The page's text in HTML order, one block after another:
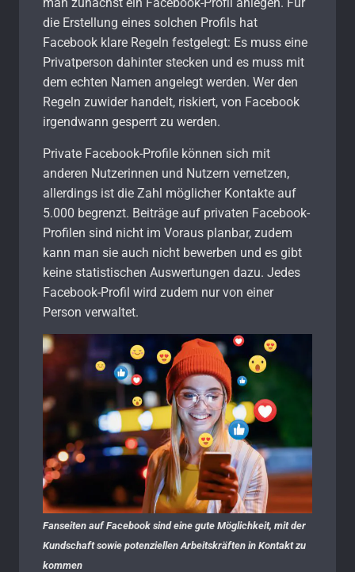
die Erstellung eines solchen Profils hat
Facebook klare Regeln festgelegt: Es muss eine
Privatperson dahinter stecken und es muss mit
dem echten Namen angelegt werden. Wer den
Regeln zuwider handelt, riskiert, von Facebook
irgendwann gesperrt zu werden.
Private Facebook-Profile können sich mit
anderen Nutzerinnen und Nutzern vernetzen,
allerdings ist die Zahl möglicher Kontakte auf
5.000 begrenzt. Beiträge auf privaten Facebook-
Profilen sind nicht im Voraus planbar, zudem
kann man sie auch nicht bewerben und es gibt
keine statistischen Auswertungen dazu. Jedes
Facebook-Profil wird zudem nur von einer
Person verwaltet.
Fanseiten auf Facebook sind eine gute Möglichkeit, mit der
Kundschaft sowie potenziellen Arbeitskräften in Kontakt zu
kommen